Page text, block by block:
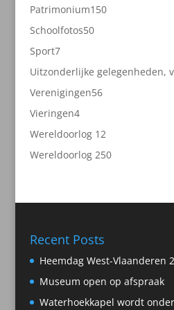
producten
Patrimonium150150
Schoolfotos5050
Sport77
producten
Uitzonderlijke gelegenheden,
Verenigingen5656
Vieringen44
producten
Wereldoorlog 122
producten
Wereldoorlog 25050
Recent Posts
Heemdag West-Vlaanderen
Museum open op afspraak
Waterhoekkapel wordt